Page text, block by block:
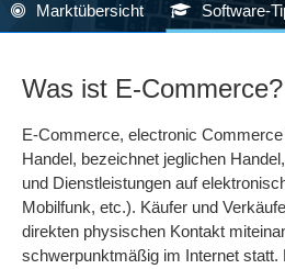
Marktübersicht Software-
Was ist E-Commerce?
E-Commerce, electronic
Handel, bezeichnet jeglichen
und Dienstleistungen auf
Mobilfunk, etc.). Käufer und
direkten physischen Kontakt
schwerpunktmäßig im Internet statt.